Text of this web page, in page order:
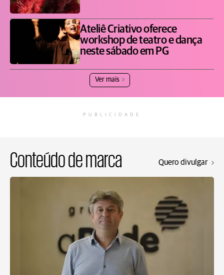
Ateliê Criativo oferece
workshop de teatro e dança
neste sábado em PG
Ver mais
PUBLICIDADE
Conteúdo de marca Quero divulgar